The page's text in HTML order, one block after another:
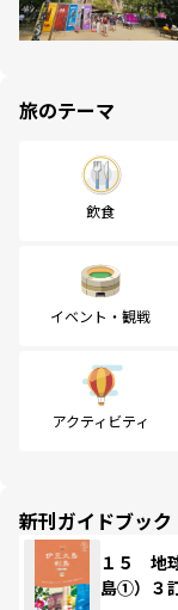
旅のテーマ
飲食
イベント・観戦
アクティビティ
新刊ガイドブック
１５ 地
島①）３